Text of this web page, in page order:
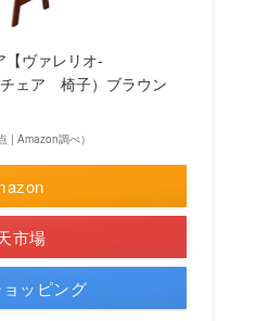
【ヴァレリオ-
ェア 椅子）ブラウン
| Amazon調べ）
市場
ッピング